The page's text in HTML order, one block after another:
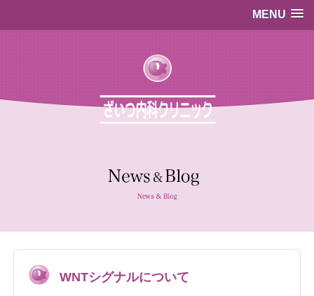
MENU
WNTシグナルについて